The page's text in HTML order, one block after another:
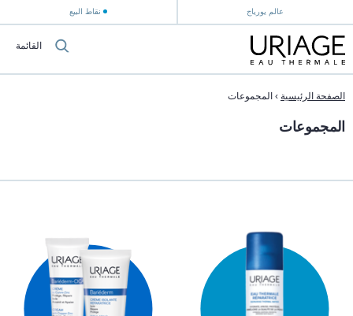
عالم يورياج نقاط البيع
القائمة
الصفحة الرئيسية › المجموعات
المجموعات